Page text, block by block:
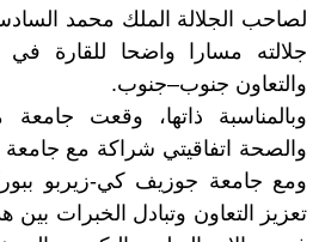
لصاحب الجلالة الملك محمد
جلالته مسارا واضحا للقارة
والتعاون جنوب–جنوب.
وبالمناسبة ذاتها، وقعت
والصحة اتفاقيتي شراكة مع جامعة
ومع جامعة جوزيف كي-زيربو
تعزيز التعاون وتبادل الخبرات